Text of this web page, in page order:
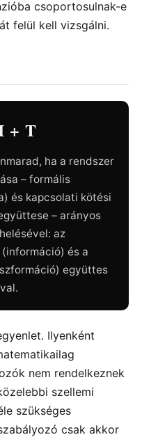
csoportosulnak-e
felül kell vizsgálni.
+ T
ha a rendszer
– formális
és kapcsolati kötési
– arányos
az
és a
együttes
Ilyenként
nem rendelkeznek
szellemi
szükséges
csak akkor